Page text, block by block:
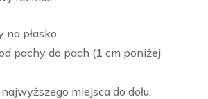
na płasko.
pachy do pach (1 cm poniżej
miejsca do dołu.